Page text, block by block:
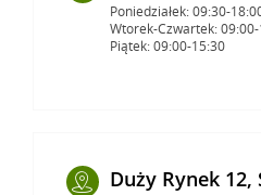
Poniedziałek: 09:30-
Wtorek-Czwartek:
Piątek: 09:00-15:30
Duży Rynek 12,